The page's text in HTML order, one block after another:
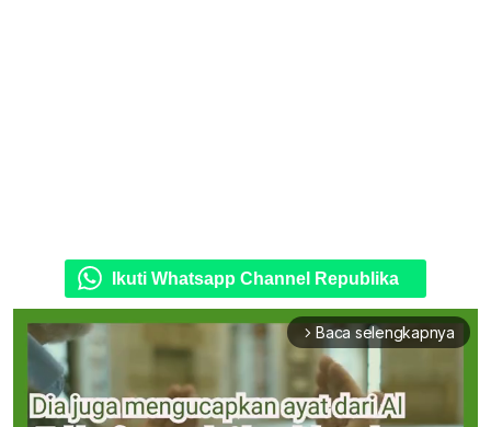
Ikuti Whatsapp Channel Republika
arrow_forward_ios Baca selengkapnya